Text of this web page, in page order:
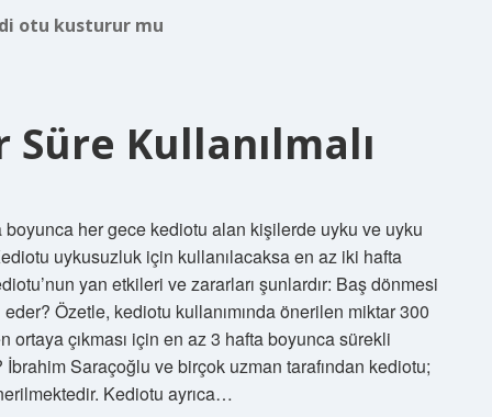
otu kusturur mu
Kullanılmalı
her gece kediotu alan kişilerde uyku ve uyku
uykusuzluk için kullanılacaksa en az iki hafta
yan etkileri ve zararları şunlardır: Baş dönmesi
Özetle, kediotu kullanımında önerilen miktar 300
ortaya çıkması için en az 3 hafta boyunca sürekli
Saraçoğlu ve birçok uzman tarafından kediotu;
Kediotu ayrıca…